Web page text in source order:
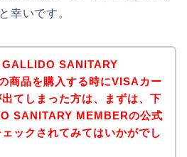
幸いです。
GALLIDO SANITARY
商品を購入する時にVISAカー
出てしまった方は、まずは、下
SANITARY MEMBERの公式
ックされてみてはいかがでし